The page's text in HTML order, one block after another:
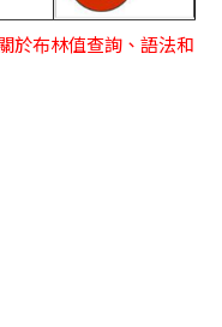
於布林值查詢、語法和